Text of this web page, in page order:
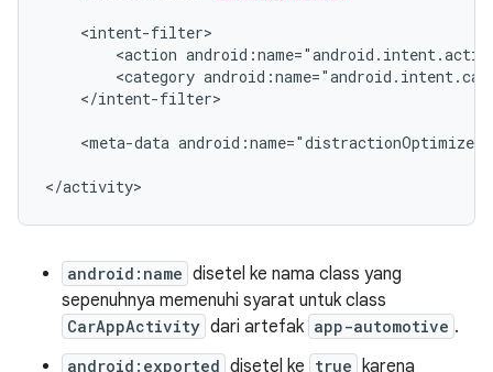
<action
<category
</intent-filter>
<meta-data android:name="distractionOptimized"
</activity>
android:name disetel ke nama class yang
sepenuhnya memenuhi syarat untuk class
CarAppActivity dari artefak app-automotive .
android:exported disetel ke true karena